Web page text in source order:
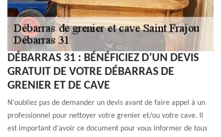
DÉBARRAS 31 : BÉNÉFICIEZ D’UN DEVIS
GRATUIT DE VOTRE DÉBARRAS DE
GRENIER ET DE CAVE
N'oubliez pas de demander un devis avant de faire appel à un
professionnel pour nettoyer votre grenier et/ou votre cave. Il
est important d'avoir ce document pour vous informer de tous